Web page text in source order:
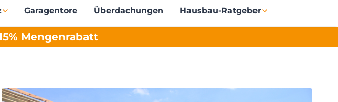
Garagentore Überdachungen Hausbau-Ratgeber
Mengenrabatt